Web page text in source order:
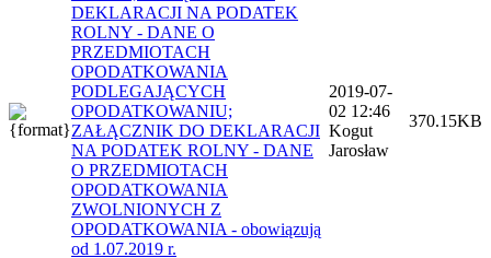
DEKLARACJI NA PODATEK
ROLNY - DANE O
PRZEDMIOTACH
OPODATKOWANIA
PODLEGAJĄCYCH
OPODATKOWANIU;
ZAŁĄCZNIK DO DEKLARACJI
NA PODATEK ROLNY - DANE
O PRZEDMIOTACH
OPODATKOWANIA
ZWOLNIONYCH Z
OPODATKOWANIA - obowiązują
od 1.07.2019 r.
2019-07-
02 12:46
Kogut
Jarosław
370.15KB